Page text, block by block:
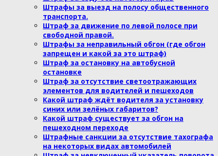
Штрафы за выезд на полосу общественного
транспорта.
Штраф за движение по левой полосе при
свободной правой.
Штрафы за неправильный обгон (где обгон
запрещен и какой за это штраф)
Штраф за остановку на автобусной
остановке
Штраф за отсутствие светоотражающих
элементов для водителей и пешеходов
Какой штраф ждёт водителя за установку
синих или зелёных габаритов?
Какой штраф существует за обгон на
пешеходном переходе
Штрафные санкции за отсутствие тахографа
на некоторых видах автомобилей